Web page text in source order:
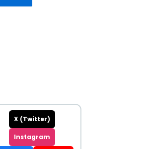
X (Twitter)
Instagram